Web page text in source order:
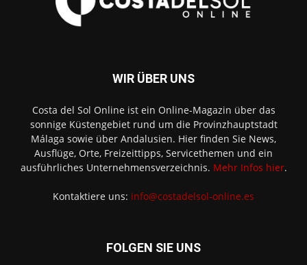
WIR ÜBER UNS
Costa del Sol Online ist ein Online-Magazin über das
sonnige Küstengebiet rund um die Provinzhauptstadt
Málaga sowie über Andalusien. Hier finden Sie News,
Ausflüge, Orte, Freizeittipps, Servicethemen und ein
ausführliches Unternehmensverzeichnis. Mehr Infos hier.
Kontaktiere uns: info@costadelsol-online.es
FOLGEN SIE UNS